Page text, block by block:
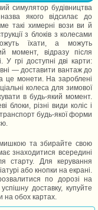
симулятор будівництва
якого відсилає до
такі химерні вози ви й
з блоків з колесами
їхати, а можуть
момент, відразу після
грі доступні дві карти:
— доставити вантаж до
це монети. На зароблені
колеса для зимової
в будь-який момент.
блоки, різні види коліс і
будь-якої форми
мишкою та збирайте свою
знаходитися всередині
старту. Для керування
або кнопки на екрані.
по дорозі на
доставку, купуйте
на обох картах.